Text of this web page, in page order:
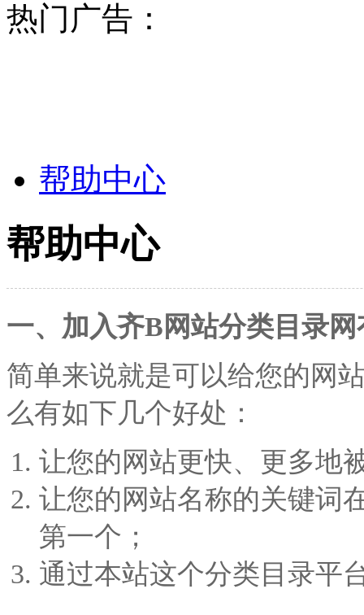
热门广告：
帮助中心
帮助中心
一、加入齐B网站分类目录网
简单来说就是可以给您的网
么有如下几个好处：
让您的网站更快、更多地
让您的网站名称的关键词
第一个；
通过本站这个分类目录平